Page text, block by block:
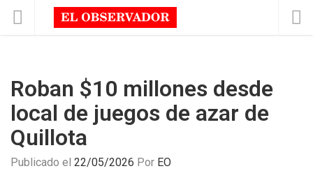
Roban $10 millones desde
local de juegos de azar de
Quillota
Publicado el 22/05/2026 Por EO